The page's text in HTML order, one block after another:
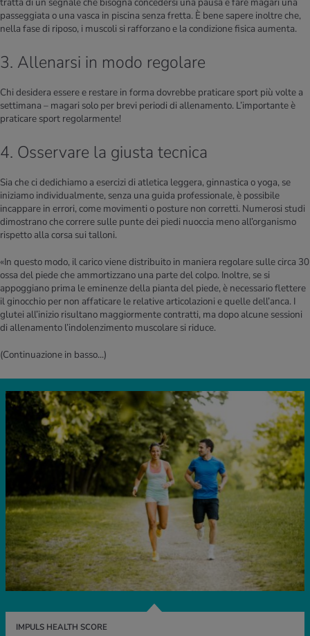
passeggiata o una vasca in piscina senza fretta. È bene sapere inoltre che,
nella fase di riposo, i muscoli si rafforzano e la condizione fisica aumenta.
3. Allenarsi in modo regolare
Chi desidera essere e restare in forma dovrebbe praticare sport più volte a
settimana – magari solo per brevi periodi di allenamento. L’importante è
praticare sport regolarmente!
4. Osservare la giusta tecnica
Sia che ci dedichiamo a esercizi di atletica leggera, ginnastica o yoga, se
iniziamo individualmente, senza una guida professionale, è possibile
incappare in errori, come movimenti o posture non corretti. Numerosi studi
dimostrano che correre sulle punte dei piedi nuoccia meno all’organismo
rispetto alla corsa sui talloni.
«In questo modo, il carico viene distribuito in maniera regolare sulle circa 30
ossa del piede che ammortizzano una parte del colpo. Inoltre, se si
appoggiano prima le eminenze della pianta del piede, è necessario flettere
il ginocchio per non affaticare le relative articolazioni e quelle dell’anca. I
glutei all’inizio risultano maggiormente contratti, ma dopo alcune sessioni
di allenamento l’indolenzimento muscolare si riduce.
(Continuazione in basso...)
IMPULS HEALTH SCORE